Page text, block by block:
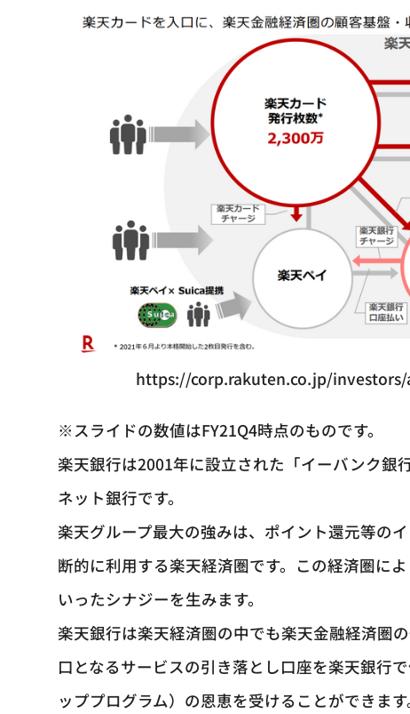
https://corp.rakuten.co.jp/investors/
※スライドの数値はFY21Q4時点のものです。
楽天銀行は2001年に設立された「イーバンク銀
ネット銀行です。
楽天グループ最大の強みは、ポイント還元等の
断的に利用する楽天経済圏です。この経済圏に
いったシナジーを生みます。
楽天銀行は楽天経済圏の中でも楽天金融経済圏
口となるサービスの引き落とし口座を楽天銀行
ッププログラム）の恩恵を受けることができます